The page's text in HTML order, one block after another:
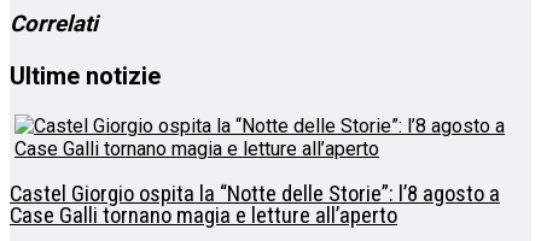
Correlati
Ultime notizie
Castel Giorgio ospita la “Notte delle Storie”: l’8 agosto a
Case Galli tornano magia e letture all’aperto